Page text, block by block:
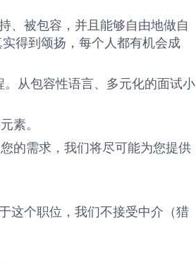
、被包容，并且能够自由地做自
得到颂扬，每个人都有机会成
从包容性语言、多元化的面试小
素。
的需求，我们将尽可能为您提供
这个职位，我们不接受中介（猎